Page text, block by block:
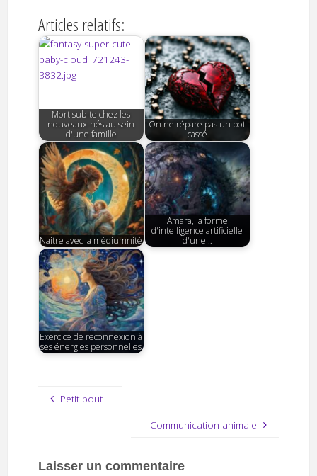
Articles relatifs:
Mort subite chez les
nouveaux-nés au sein
d'une famille
On ne répare pas un pot
cassé
Naitre avec la médiumnité
Amara, la forme
d'intelligence artificielle
d'une…
Exercice de reconnexion à
ses énergies personnelles
Petit bout
Communication animale
Laisser un commentaire